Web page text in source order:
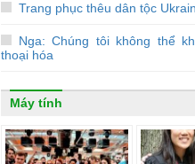
Trang phục thêu dân tộc
Nga: Chúng tôi không thể
thoại hóa
Máy tính